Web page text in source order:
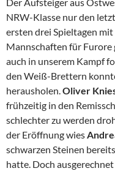
NRW-Klasse nur den
ersten drei Spieltagen
Mannschaften für Furore
auch in unserem Kampf
den Weiß-Brettern
herausholen.Oliver
frühzeitig in den
schlechter zu werden
der Eröffnung wies
schwarzen Steinen
hatte. Doch